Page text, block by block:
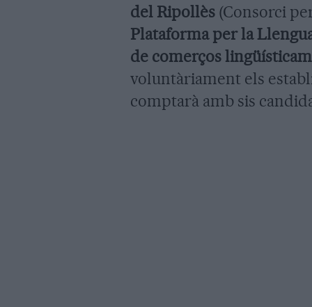
del Ripollès (Consorci
Plataforma per la
de comerços
voluntàriament els
comptarà amb sis